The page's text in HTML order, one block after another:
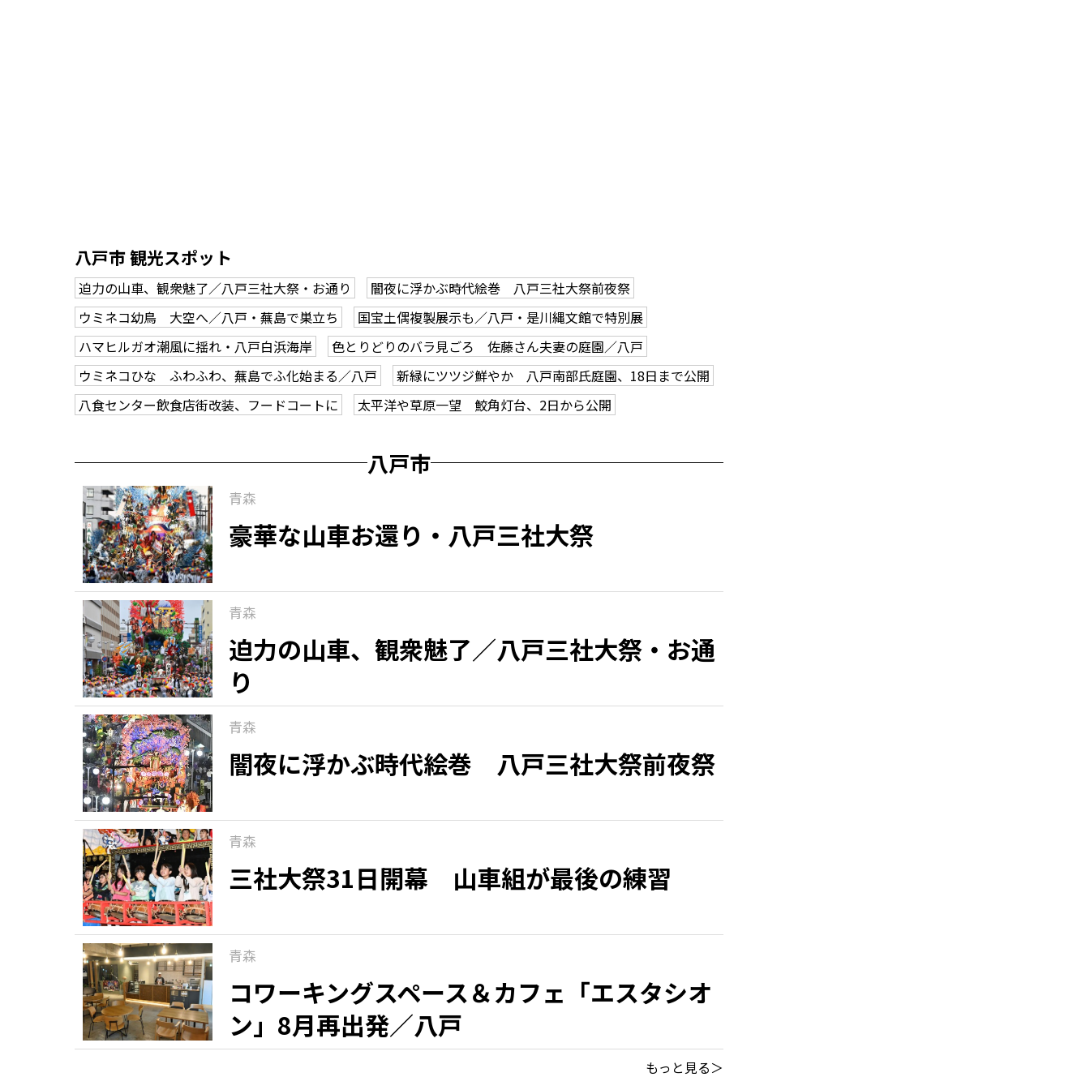
八戸市 観光スポット
迫力の山車、観衆魅了／八戸三社大祭・お通り
闇夜に浮かぶ時代絵巻 八戸三社大祭前夜祭
ウミネコ幼鳥 大空へ／八戸・蕪島で巣立ち
国宝土偶複製展示も／八戸・是川縄文館で特別展
ハマヒルガオ潮風に揺れ・八戸白浜海岸
色とりどりのバラ見ごろ 佐藤さん夫妻の庭園／八戸
ウミネコひな ふわふわ、蕪島でふ化始まる／八戸
新緑にツツジ鮮やか 八戸南部氏庭園、18日まで公開
八食センター飲食店街改装、フードコートに
太平洋や草原一望 鮫角灯台、2日から公開
八戸市
青森
豪華な山車お還り・八戸三社大祭
青森
迫力の山車、観衆魅了／八戸三社大祭・お通
り
青森
闇夜に浮かぶ時代絵巻 八戸三社大祭前夜祭
青森
三社大祭31日開幕 山車組が最後の練習
青森
コワーキングスペース＆カフェ「エスタシオ
ン」8月再出発／八戸
もっと見る＞